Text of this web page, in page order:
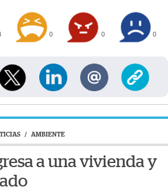
0 0 0
/ AMBIENTE
a una vivienda y